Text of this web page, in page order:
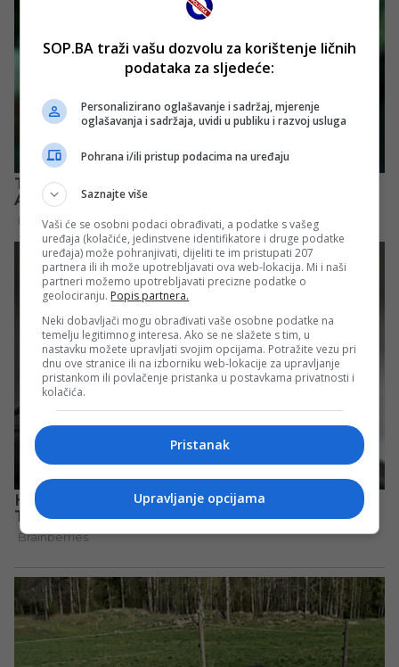
SOP.BA traži vašu dozvolu za korištenje ličnih
podataka za sljedeće:
Personalizirano oglašavanje i sadržaj, mjerenje
oglašavanja i sadržaja, uvidi u publiku i razvoj usluga
Pohrana i/ili pristup podacima na uređaju
Saznajte više
Vaši će se osobni podaci obrađivati, a podatke s vašeg
uređaja (kolačiće, jedinstvene identifikatore i druge podatke
uređaja) može pohranjivati, dijeliti te im pristupati 207
partnera ili ih može upotrebljavati ova web-lokacija. Mi i naši
partneri možemo upotrebljavati precizne podatke o
geolociranju. Popis partnera.
Neki dobavljači mogu obrađivati vaše osobne podatke na
temelju legitimnog interesa. Ako se ne slažete s tim, u
nastavku možete upravljati svojim opcijama. Potražite vezu pri
dnu ove stranice ili na izborniku web-lokacije za upravljanje
pristankom ili povlačenje pristanka u postavkama privatnosti i
kolačića.
Pristanak
Upravljanje opcijama